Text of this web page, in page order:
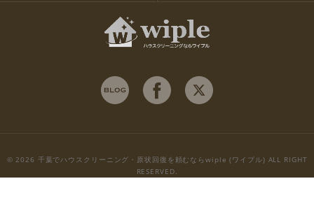
© 2026 千葉でハウスクリーニング・原状回復を頼むならwiple (ワイプル) ALL RIGHT
RESERVED.